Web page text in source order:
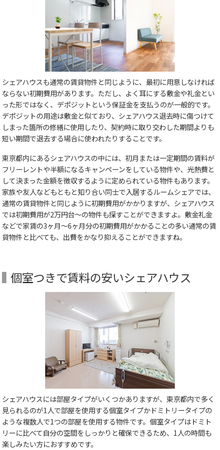
シェアハウスも通常の賃貸物件と同じように、最初に用意しなければ
ならない初期費用があります。ただし、よく耳にする敷金や礼金とい
った形ではなく、デポジットという保証金を支払うのが一般的です。
デポジットの用途は敷金と似ており、シェアハウス退去時に傷つけて
しまった箇所の修繕に使用したり、契約時に取り交わした期間よりも
短い期間で退去する場合に使われたりすることです。
東京都内にあるシェアハウスの中には、初月または一定期間の賃料が
フリーレントや半額になるキャンペーンをしている物件や、光熱費と
して決まった金額を徴収するように定められている物件もあります。
家族や友人などもともと知り合い同士で入居するルームシェアでは、
通常の賃貸物件と同じように初期費用がかかりますが、シェアハウス
では初期費用が2万円台～の物件も探すことができますよ。敷金礼金
などで家賃の3ヶ月～6ヶ月分の初期費用がかかることの多い通常の賃
貸物件と比べても、出費をかなり抑えることができますね。
個室つきで賃料の安いシェアハウス
シェアハウスには部屋タイプがいくつかありますが、東京都内で多く
見られるのが1人で部屋を使用する個室タイプかドミトリータイプの
ような複数人で1つの部屋を使用する物件です。個室タイプはドミト
リーに比べて自分の空間をしっかりと確保できるため、1人の時間も
楽しみたい方におすすめです。